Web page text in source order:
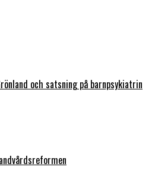
och satsning på barnpsykiatrin